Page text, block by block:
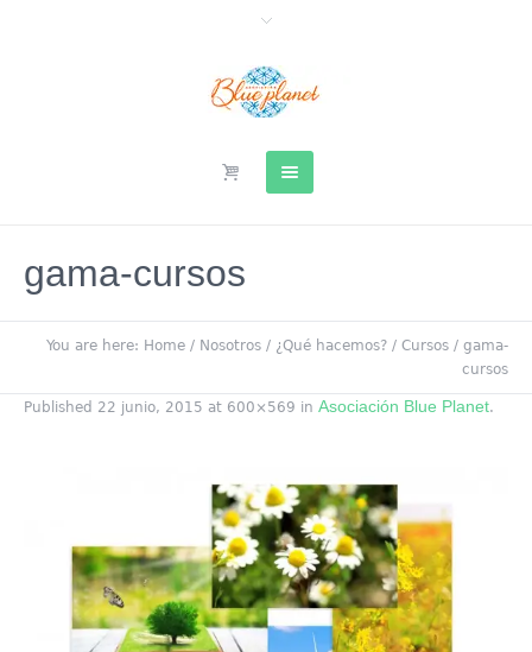
gama-cursos
You are here: Home / Nosotros / ¿Qué hacemos? / Cursos / gama-
cursos
Published 22 junio, 2015 at 600×569 in Asociación Blue Planet.